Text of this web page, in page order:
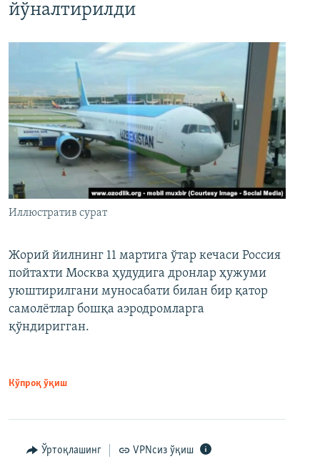
йўналтирилди
Иллюстратив сурат
Жорий йилнинг 11 мартига ўтар кечаси Россия
пойтахти Москва ҳудудига дронлар ҳужуми
уюштирилгани муносабати билан бир қатор
самолётлар бошқа аэродромларга
қўндиригган.
Кўпроқ ўқиш
Ўртоқлашинг VPNсиз ўқиш